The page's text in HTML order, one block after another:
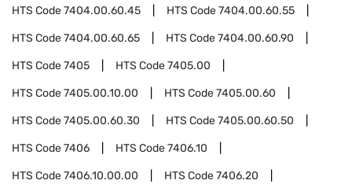
HTS Code7404.00.60.45 HTS Code7404.00.60.55
HTS Code7404.00.60.65 HTS Code7404.00.60.90
HTS Code7405 HTS Code7405.00
HTS Code7405.00.10.00 HTS Code7405.00.60
HTS Code7405.00.60.30 HTS Code7405.00.60.50
HTS Code7406 HTS Code7406.10
HTS Code7406.10.00.00 HTS Code7406.20